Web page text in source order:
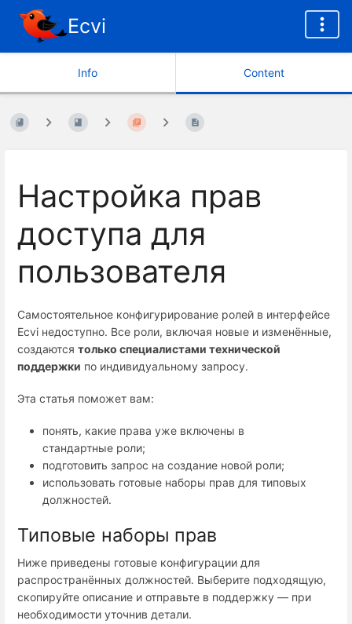
Ecvi
Info Content
Настройка прав
доступа для
пользователя
Самостоятельное конфигурирование ролей в интерфейсе
Ecvi недоступно. Все роли, включая новые и изменённые,
создаются только специалистами технической
поддержки по индивидуальному запросу.
Эта статья поможет вам:
понять, какие права уже включены в
стандартные роли;
подготовить запрос на создание новой роли;
использовать готовые наборы прав для типовых
должностей.
Типовые наборы прав
Ниже приведены готовые конфигурации для
распространённых должностей. Выберите подходящую,
скопируйте описание и отправьте в поддержку — при
необходимости уточнив детали.